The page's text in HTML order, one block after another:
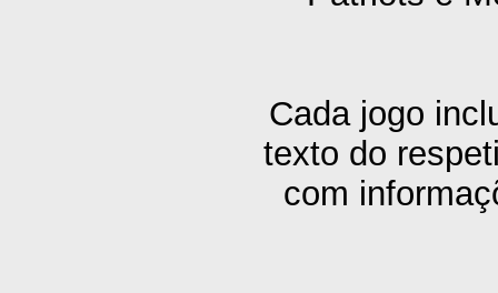
Cada jogo
texto do
com